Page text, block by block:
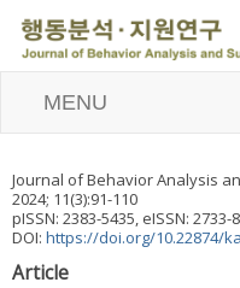
MENU
Journal of Behavior Analysis
2024; 11(3):91-110
pISSN: 2383-5435, eISSN: 2733-
DOI: https://doi.org/10.22874/
Article